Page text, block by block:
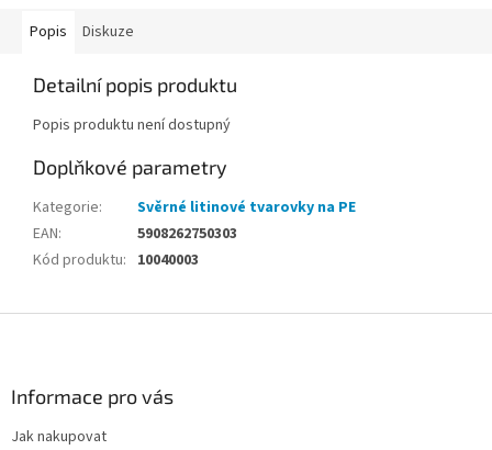
Popis Diskuze
Detailní popis produktu
Popis produktu není dostupný
Doplňkové parametry
Kategorie:
Svěrné litinové tvarovky na PE
EAN:
5908262750303
Kód produktu: 10040003
Informace pro vás
Jak nakupovat